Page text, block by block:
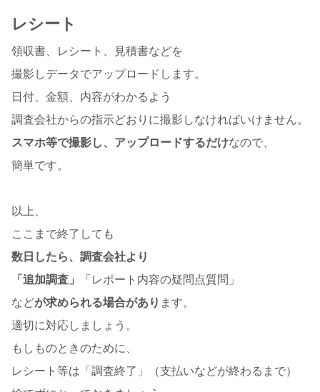
レシート
領収書、レシート、見積書などを
撮影しデータでアップロードします。
日付、金額、内容がわかるよう
調査会社からの指示どおりに撮影しなければいけません。
スマホ等で撮影し、アップロードするだけなので、
簡単です。
以上、
ここまで終了しても
数日したら、調査会社より
「追加調査」
「レポート内容の疑問点質問」
などが求められる場合があり ます。
適切に対応しましょう。
もしものときのために、
レシート等は「調査終了」（支払いなどが終わるまで）